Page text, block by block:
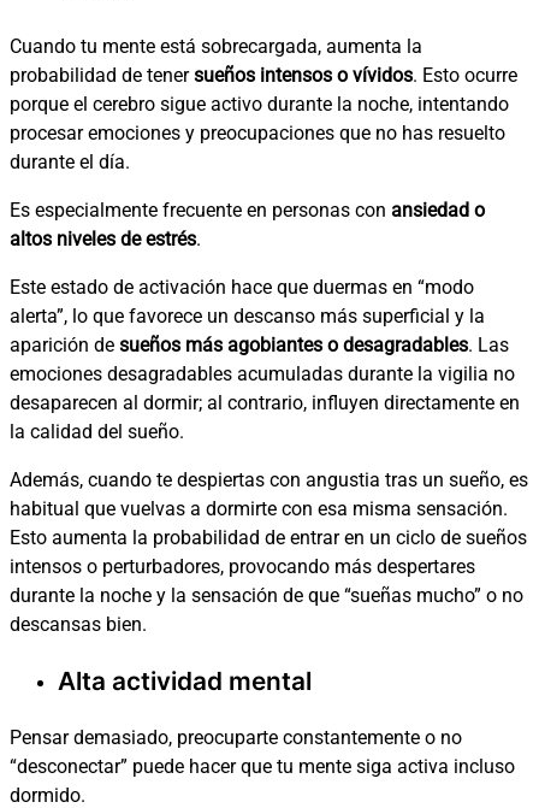
Cuando tu mente está sobrecargada, aumenta la
probabilidad de tenersueños intensos o vívidos. Esto ocurre
porque el cerebro sigue activo durante la noche, intentando
procesar emociones y preocupaciones que no has resuelto
durante el día.
Es especialmente frecuente en personas con ansiedad o
altos niveles de estrés.
Este estado de activación hace que duermas en “modo
alerta”, lo que favorece un descanso más superficial y la
aparición de sueños más agobiantes o desagradables. Las
emociones desagradables acumuladas durante la vigilia no
desaparecen al dormir; al contrario, influyen directamente en
la calidad del sueño.
Además, cuando te despiertas con angustia tras un sueño, es
habitual que vuelvas a dormirte con esa misma sensación.
Esto aumenta la probabilidad de entrar en un ciclo de sueños
intensos o perturbadores, provocando más despertares
durante la noche y la sensación de que “sueñas mucho” o no
descansas bien.
Alta actividad mental
Pensar demasiado, preocuparte constantemente o no
“desconectar” puede hacer que tu mente siga activa incluso
dormido.